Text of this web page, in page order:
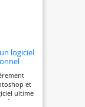
logiciel
Mac -et
ultime